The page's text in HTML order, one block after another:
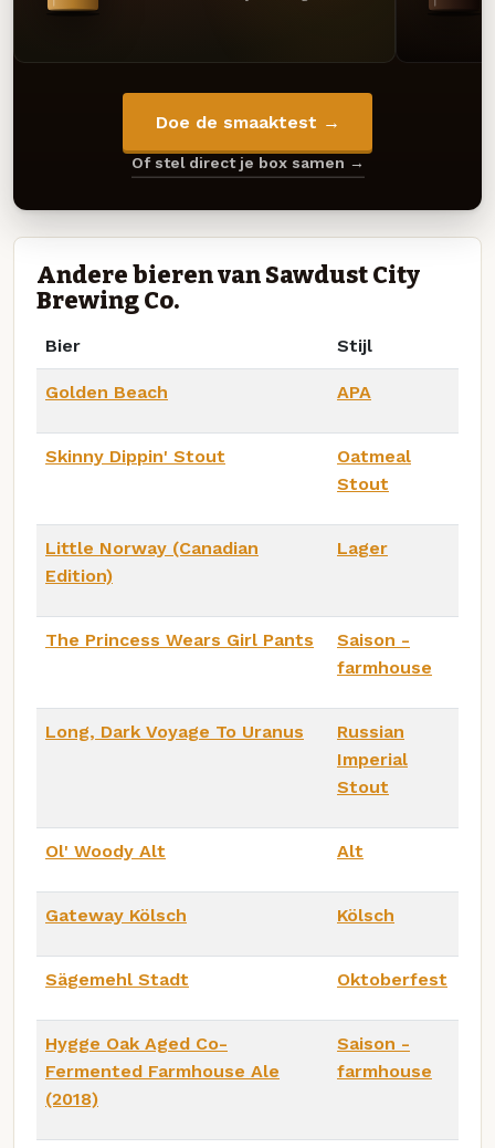
Doe de smaaktest →
Of stel direct je box samen →
Andere bieren van Sawdust City
Brewing Co.
Bier Stijl
Golden Beach APA
Skinny Dippin' Stout
Oatmeal
Stout
Little Norway (Canadian
Edition)
Lager
The Princess Wears Girl Pants
Saison -
farmhouse
Long, Dark Voyage To Uranus
Russian
Imperial
Stout
Ol' Woody Alt Alt
Gateway Kölsch Kölsch
Sägemehl Stadt Oktoberfest
Hygge Oak Aged Co-
Fermented Farmhouse Ale
(2018)
Saison -
farmhouse